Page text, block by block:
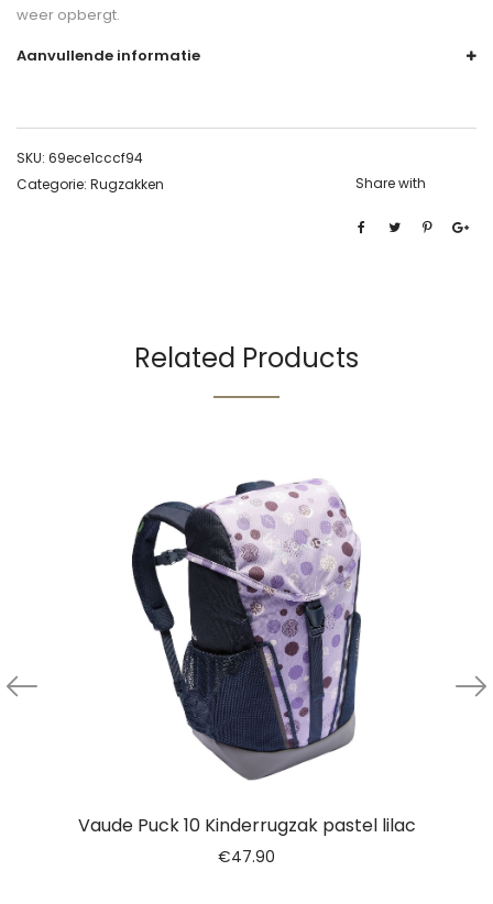
weer opbergt.
Aanvullende informatie
SKU: 69ece1cccf94
Categorie: Rugzakken Share with
Related Products
Vaude Puck 10 Kinderrugzak pastel lilac
€47.90